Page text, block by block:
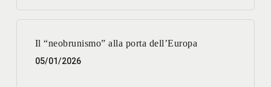
Il “neobrunismo” alla porta dell’Europa
05/01/2026